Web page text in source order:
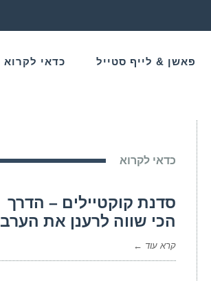
פאשן & לייף סטייל כדאי לקרוא
כדאי לקרוא
סדנת קוקטיילים – הדרך
הכי שווה לרענן את הערב
קרא עוד ←